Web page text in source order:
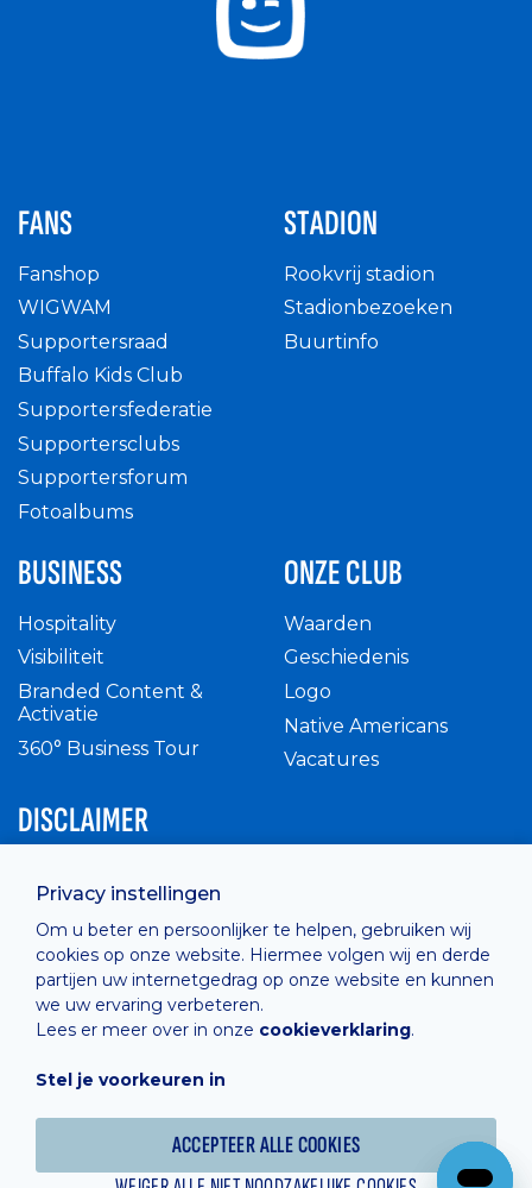
Privacy instellingen
Om u beter en persoonlijker te helpen, gebruiken wij
cookies op onze website. Hiermee volgen wij en derde
partijen uw internetgedrag op onze website en kunnen
we uw ervaring verbeteren.
Lees er meer over in onze cookieverklaring.
Stel je voorkeuren in
ACCEPTEER ALLE COOKIES
FANS
Fanshop
WIGWAM
Supportersraad
Buffalo Kids Club
Supportersfederatie
Supportersclubs
Supportersforum
Fotoalbums
STADION
Rookvrij stadion
Stadionbezoeken
Buurtinfo
BUSINESS
Hospitality
Visibiliteit
Branded Content &
Activatie
360° Business Tour
ONZE CLUB
Waarden
Geschiedenis
Logo
Native Americans
Vacatures
DISCLAIMER
Privacy Policy
Cashless
verkoopsvoorwaarden
Cookie Policy
Hosted by Combell